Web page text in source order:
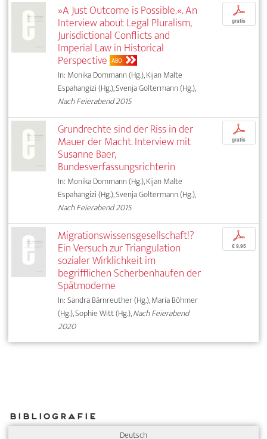
»A Just Outcome is Possible.«. An
Interview about Legal Pluralism,
Jurisdictional Conflicts and
Imperial Law in Historical
Perspective ABO
In: Monika Dommann (Hg.), Kijan Malte
Espahangizi (Hg.), Svenja Goltermann (Hg.),
Nach Feierabend 2015
p
gratis
Grundrechte sind der Riss in der
Mauer der Macht. Interview mit
Susanne Baer,
Bundesverfassungsrichterin
In: Monika Dommann (Hg.), Kijan Malte
Espahangizi (Hg.), Svenja Goltermann (Hg.),
Nach Feierabend 2015
p
gratis
Migrationswissensgesellschaft!?
Ein Versuch zur Triangulation
sozialer Wirklichkeit im
begrifflichen Scherbenhaufen der
Spätmoderne
In: Sandra Bärnreuther (Hg.), Maria Böhmer
(Hg.), Sophie Witt (Hg.),Nach Feierabend
2020
p
€ 9,95
Bibliografie
Deutsch